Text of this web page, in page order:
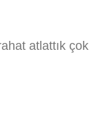
atlattık çok